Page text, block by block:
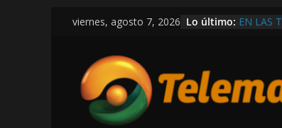
Saltar
contenido
viernes, agosto 7, 2026 Lo último: EN LAS
UNA
“YA SE